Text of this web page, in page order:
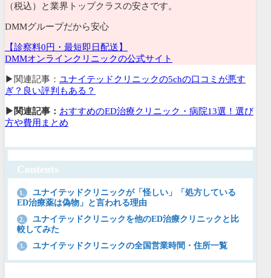
（税込）と業界トップクラスの安さです。
DMMグループだから安心
【診察料0円・最短即日配送】
DMMオンラインクリニックの公式サイト
▶関連記事： ユナイテッドクリニックの5chの口コミが悪す
ぎ？良い評判もある？
▶関連記事： おすすめのED治療クリニック・病院13選！選び
方や費用まとめ
Contents
1.
ユナイテッドクリニックが「怪しい」「処方している
ED治療薬は偽物」と言われる理由
2.
ユナイテッドクリニックを他のED治療クリニックと比
較してみた
3. ユナイテッドクリニックの全国営業時間・住所一覧